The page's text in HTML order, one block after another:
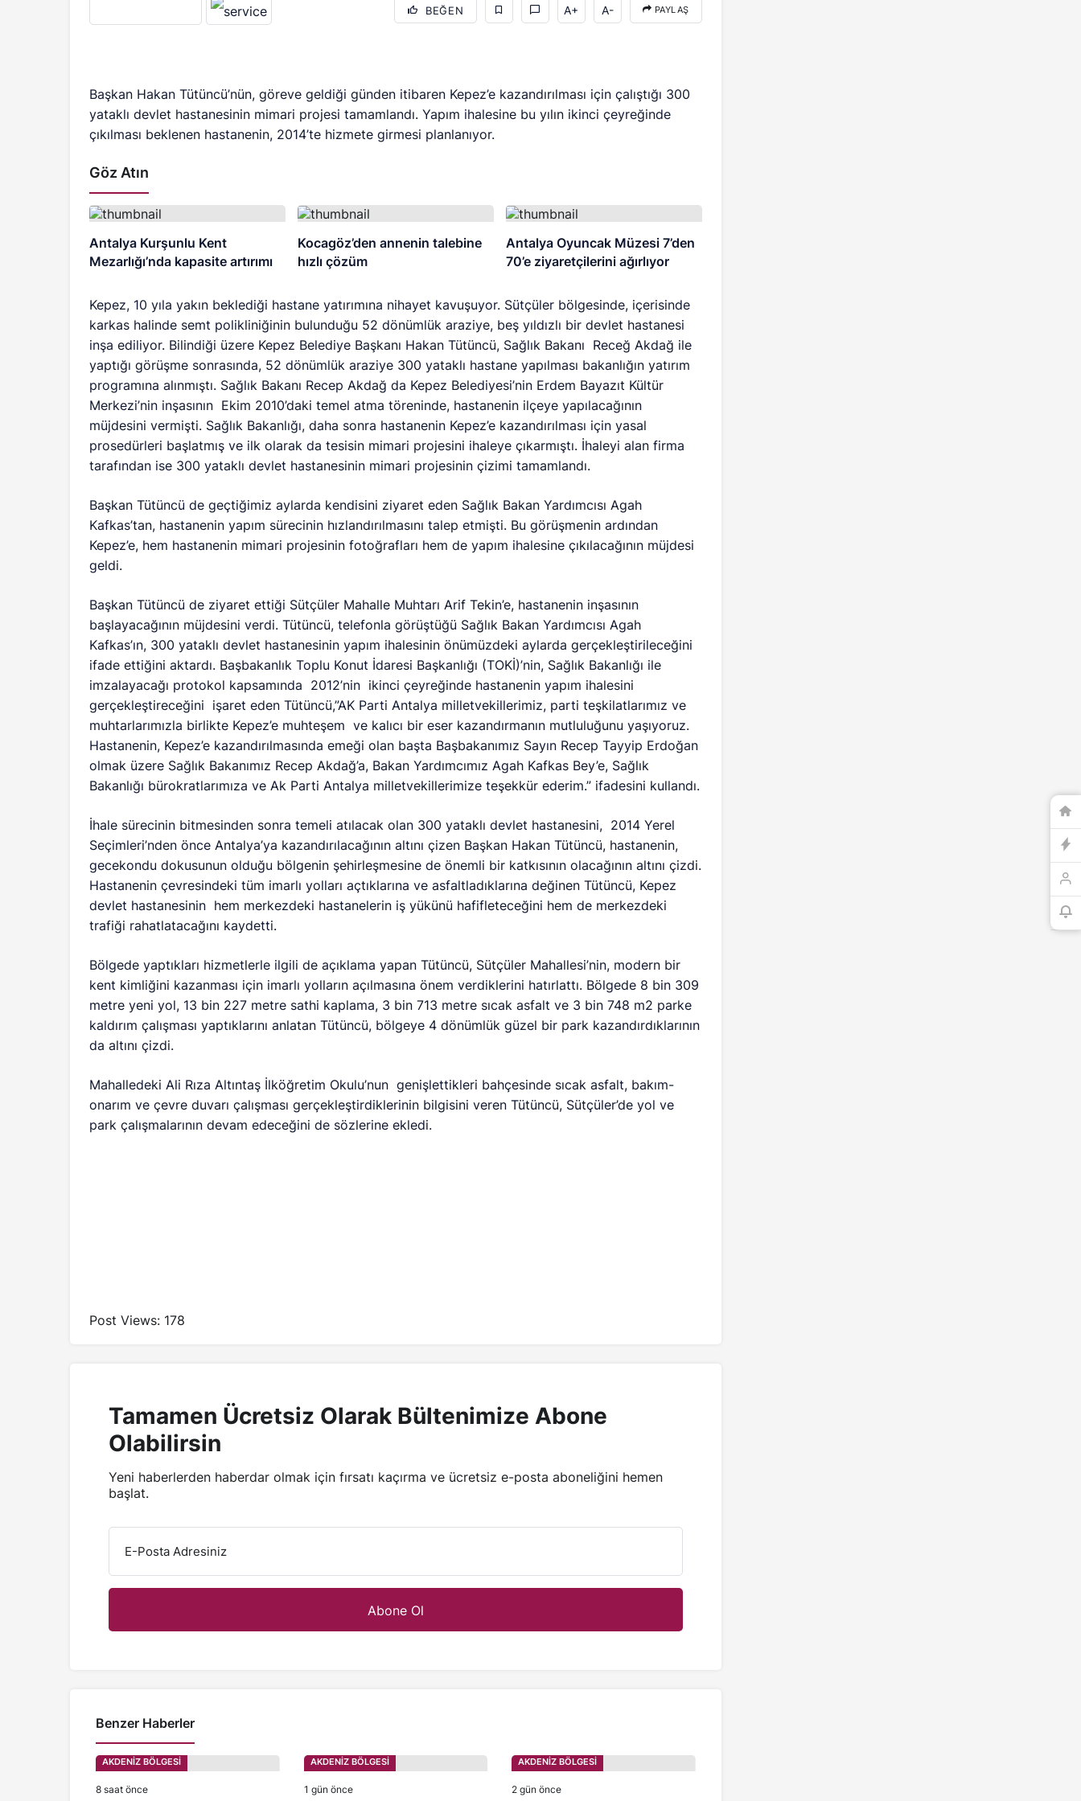
BEĞEN A+ A- PAYLAŞ
Başkan Hakan Tütüncü’nün, göreve geldiği günden itibaren Kepez’e kazandırılması için çalıştığı 300
yataklı devlet hastanesinin mimari projesi tamamlandı. Yapım ihalesine bu yılın ikinci çeyreğinde
çıkılması beklenen hastanenin, 2014’te hizmete girmesi planlanıyor.
Göz Atın
Antalya Kurşunlu Kent
Mezarlığı’nda kapasite artırımı
Kocagöz’den annenin talebine
hızlı çözüm
Antalya Oyuncak Müzesi 7’den
70’e ziyaretçilerini ağırlıyor
Kepez, 10 yıla yakın beklediği hastane yatırımına nihayet kavuşuyor. Sütçüler bölgesinde, içerisinde
karkas halinde semt polikliniğinin bulunduğu 52 dönümlük araziye, beş yıldızlı bir devlet hastanesi
inşa ediliyor. Bilindiği üzere Kepez Belediye Başkanı Hakan Tütüncü, Sağlık Bakanı Receğ Akdağ ile
yaptığı görüşme sonrasında, 52 dönümlük araziye 300 yataklı hastane yapılması bakanlığın yatırım
programına alınmıştı. Sağlık Bakanı Recep Akdağ da Kepez Belediyesi’nin Erdem Bayazıt Kültür
Merkezi’nin inşasının Ekim 2010’daki temel atma töreninde, hastanenin ilçeye yapılacağının
müjdesini vermişti. Sağlık Bakanlığı, daha sonra hastanenin Kepez’e kazandırılması için yasal
prosedürleri başlatmış ve ilk olarak da tesisin mimari projesini ihaleye çıkarmıştı. İhaleyi alan firma
tarafından ise 300 yataklı devlet hastanesinin mimari projesinin çizimi tamamlandı.
Başkan Tütüncü de geçtiğimiz aylarda kendisini ziyaret eden Sağlık Bakan Yardımcısı Agah
Kafkas’tan, hastanenin yapım sürecinin hızlandırılmasını talep etmişti. Bu görüşmenin ardından
Kepez’e, hem hastanenin mimari projesinin fotoğrafları hem de yapım ihalesine çıkılacağının müjdesi
geldi.
Başkan Tütüncü de ziyaret ettiği Sütçüler Mahalle Muhtarı Arif Tekin’e, hastanenin inşasının
başlayacağının müjdesini verdi. Tütüncü, telefonla görüştüğü Sağlık Bakan Yardımcısı Agah
Kafkas’ın, 300 yataklı devlet hastanesinin yapım ihalesinin önümüzdeki aylarda gerçekleştirileceğini
ifade ettiğini aktardı. Başbakanlık Toplu Konut İdaresi Başkanlığı (TOKİ)’nin, Sağlık Bakanlığı ile
imzalayacağı protokol kapsamında 2012’nin ikinci çeyreğinde hastanenin yapım ihalesini
gerçekleştireceğini işaret eden Tütüncü,”AK Parti Antalya milletvekillerimiz, parti teşkilatlarımız ve
muhtarlarımızla birlikte Kepez’e muhteşem ve kalıcı bir eser kazandırmanın mutluluğunu yaşıyoruz.
Hastanenin, Kepez’e kazandırılmasında emeği olan başta Başbakanımız Sayın Recep Tayyip Erdoğan
olmak üzere Sağlık Bakanımız Recep Akdağ’a, Bakan Yardımcımız Agah Kafkas Bey’e, Sağlık
Bakanlığı bürokratlarımıza ve Ak Parti Antalya milletvekillerimize teşekkür ederim.” ifadesini kullandı.
İhale sürecinin bitmesinden sonra temeli atılacak olan 300 yataklı devlet hastanesini, 2014 Yerel
Seçimleri’nden önce Antalya’ya kazandırılacağının altını çizen Başkan Hakan Tütüncü, hastanenin,
gecekondu dokusunun olduğu bölgenin şehirleşmesine de önemli bir katkısının olacağının altını çizdi.
Hastanenin çevresindeki tüm imarlı yolları açtıklarına ve asfaltladıklarına değinen Tütüncü, Kepez
devlet hastanesinin hem merkezdeki hastanelerin iş yükünü hafifleteceğini hem de merkezdeki
trafiği rahatlatacağını kaydetti.
Bölgede yaptıkları hizmetlerle ilgili de açıklama yapan Tütüncü, Sütçüler Mahallesi’nin, modern bir
kent kimliğini kazanması için imarlı yolların açılmasına önem verdiklerini hatırlattı. Bölgede 8 bin 309
metre yeni yol, 13 bin 227 metre sathi kaplama, 3 bin 713 metre sıcak asfalt ve 3 bin 748 m2 parke
kaldırım çalışması yaptıklarını anlatan Tütüncü, bölgeye 4 dönümlük güzel bir park kazandırdıklarının
da altını çizdi.
Mahalledeki Ali Rıza Altıntaş İlköğretim Okulu’nun genişlettikleri bahçesinde sıcak asfalt, bakım-
onarım ve çevre duvarı çalışması gerçekleştirdiklerinin bilgisini veren Tütüncü, Sütçüler’de yol ve
park çalışmalarının devam edeceğini de sözlerine ekledi.
Post Views: 178
Tamamen Ücretsiz Olarak Bültenimize Abone
Olabilirsin
Yeni haberlerden haberdar olmak için fırsatı kaçırma ve ücretsiz e-posta aboneliğini hemen
başlat.
E-Posta Adresiniz
Benzer Haberler
AKDENİZ BÖLGESİ
8 saat önce
AKDENİZ BÖLGESİ
1 gün önce
AKDENİZ BÖLGESİ
2 gün önce